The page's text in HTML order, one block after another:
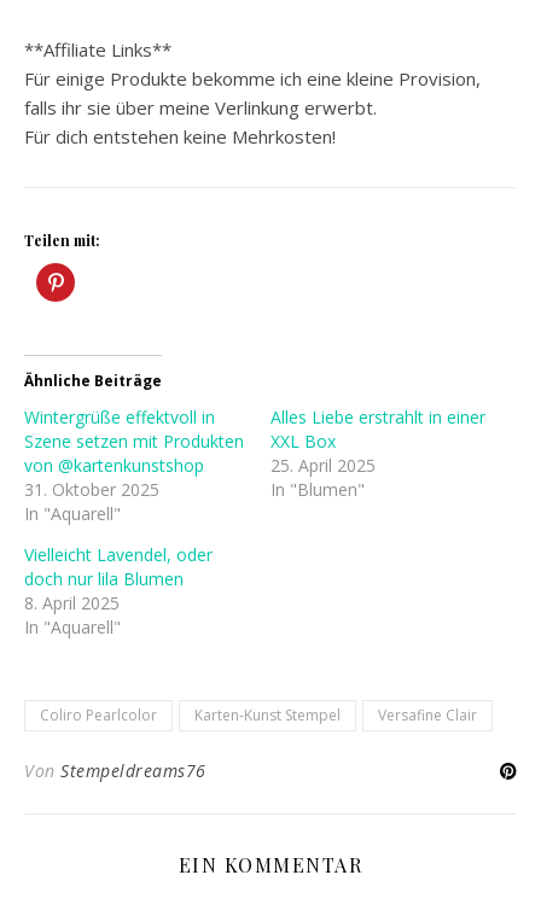
**Affiliate Links**
Für einige Produkte bekomme ich eine kleine Provision,
falls ihr sie über meine Verlinkung erwerbt.
Für dich entstehen keine Mehrkosten!
Teilen mit:
Ähnliche Beiträge
Wintergrüße effektvoll in
Szene setzen mit Produkten
von ⁨@kartenkunstshop⁩
31. Oktober 2025
In "Aquarell"
Alles Liebe erstrahlt in einer
XXL Box
25. April 2025
In "Blumen"
Vielleicht Lavendel, oder
doch nur lila Blumen
8. April 2025
In "Aquarell"
Coliro Pearlcolor Karten-Kunst Stempel Versafine Clair
Von Stempeldreams76
EIN KOMMENTAR